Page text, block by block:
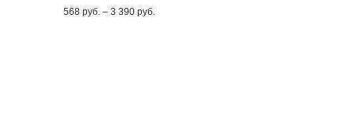
568 руб. – 3 390 руб.